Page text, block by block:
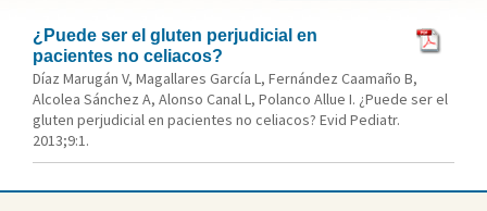
¿Puede ser el gluten perjudicial en
pacientes no celiacos?
Díaz Marugán V, Magallares García L, Fernández Caamaño B,
Alcolea Sánchez A, Alonso Canal L, Polanco Allue I. ¿Puede ser el
gluten perjudicial en pacientes no celiacos? Evid Pediatr.
2013;9:1.